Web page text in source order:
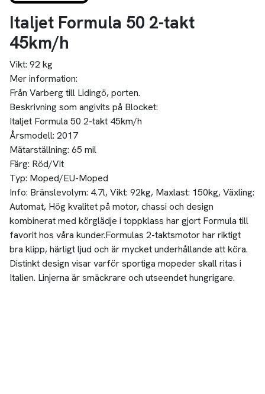
Italjet Formula 50 2-takt
45km/h
Vikt: 92 kg
Mer information:
Från Varberg till Lidingö, porten.
Beskrivning som angivits på Blocket:
Italjet Formula 50 2-takt 45km/h
Årsmodell: 2017
Mätarställning: 65 mil
Färg: Röd/Vit
Typ: Moped/EU-Moped
Info: Bränslevolym: 4.7l, Vikt: 92kg, Maxlast: 150kg, Växling:
Automat, Hög kvalitet på motor, chassi och design
kombinerat med körglädje i toppklass har gjort Formula till
favorit hos våra kunder.Formulas 2-taktsmotor har riktigt
bra klipp, härligt ljud och är mycket underhållande att köra.
Distinkt design visar varför sportiga mopeder skall ritas i
Italien. Linjerna är smäckrare och utseendet hungrigare.